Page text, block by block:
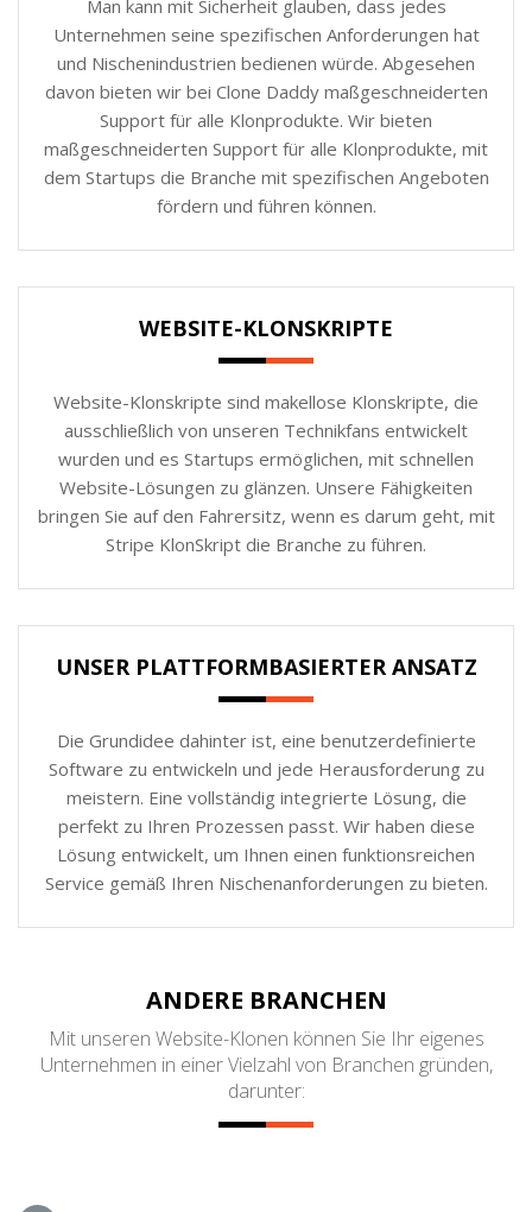
Man kann mit Sicherheit glauben, dass jedes
Unternehmen seine spezifischen Anforderungen hat
und Nischenindustrien bedienen würde. Abgesehen
davon bieten wir bei Clone Daddy maßgeschneiderten
Support für alle Klonprodukte. Wir bieten
maßgeschneiderten Support für alle Klonprodukte, mit
dem Startups die Branche mit spezifischen Angeboten
fördern und führen können.
WEBSITE-KLONSKRIPTE
Website-Klonskripte sind makellose Klonskripte, die
ausschließlich von unseren Technikfans entwickelt
wurden und es Startups ermöglichen, mit schnellen
Website-Lösungen zu glänzen. Unsere Fähigkeiten
bringen Sie auf den Fahrersitz, wenn es darum geht, mit
Stripe KlonSkript die Branche zu führen.
UNSER PLATTFORMBASIERTER ANSATZ
Die Grundidee dahinter ist, eine benutzerdefinierte
Software zu entwickeln und jede Herausforderung zu
meistern. Eine vollständig integrierte Lösung, die
perfekt zu Ihren Prozessen passt. Wir haben diese
Lösung entwickelt, um Ihnen einen funktionsreichen
Service gemäß Ihren Nischenanforderungen zu bieten.
ANDERE BRANCHEN
Mit unseren Website-Klonen können Sie Ihr eigenes
Unternehmen in einer Vielzahl von Branchen gründen,
darunter: